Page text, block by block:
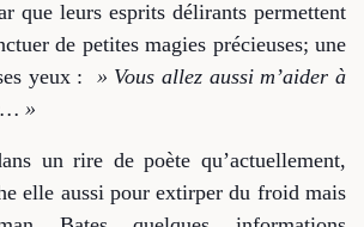
que leurs esprits délirants permettent
de petites magies précieuses; une
yeux :
» Vous allez aussi m’aider à
»
un rire de poète qu’actuellement,
elle aussi pour extirper du froid mais